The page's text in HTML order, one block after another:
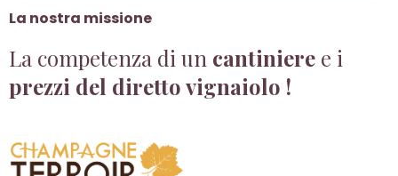
La nostra missione
La competenza di un cantiniere e i
prezzi del diretto vignaiolo !